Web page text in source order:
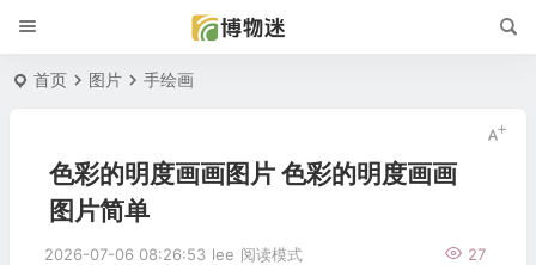
首页 图片 手绘画
色彩的明度画画图片 色彩的明度画画
图片简单
2026-07-06 08:26:53 lee 27
阅读模式